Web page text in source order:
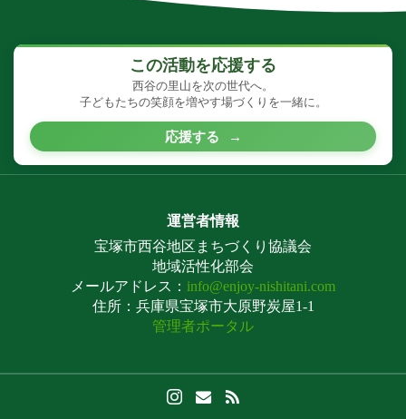
この活動を応援する
西谷の里山を次の世代へ。
子どもたちの笑顔を増やす場づくりを一緒に。
応援する →
運営者情報
宝塚市西谷地区まちづくり協議会
地域活性化部会
メールアドレス： info@enjoy-nishitani.com
住所：兵庫県宝塚市大原野炭屋1-1
管理者ポータル